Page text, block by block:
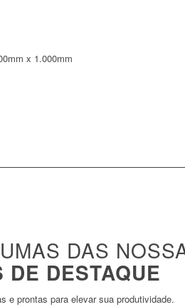
x 1.000mm
DAS
DE DESTAQUE
e prontas para elevar sua produtividade.